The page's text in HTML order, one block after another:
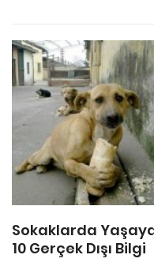
Sokaklarda
10 Gerçek Dışı Bilgi